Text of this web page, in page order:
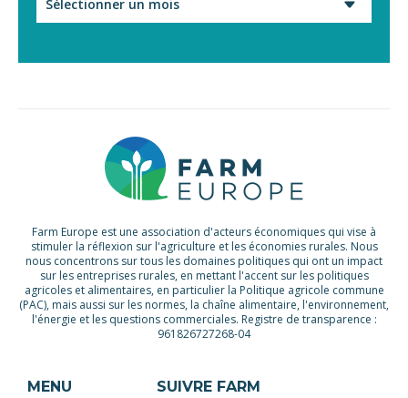
Farm Europe est une association d'acteurs économiques qui vise à
stimuler la réflexion sur l'agriculture et les économies rurales. Nous
nous concentrons sur tous les domaines politiques qui ont un impact
sur les entreprises rurales, en mettant l'accent sur les politiques
agricoles et alimentaires, en particulier la Politique agricole commune
(PAC), mais aussi sur les normes, la chaîne alimentaire, l'environnement,
l'énergie et les questions commerciales. Registre de transparence :
961826727268-04
MENU
SUIVRE FARM